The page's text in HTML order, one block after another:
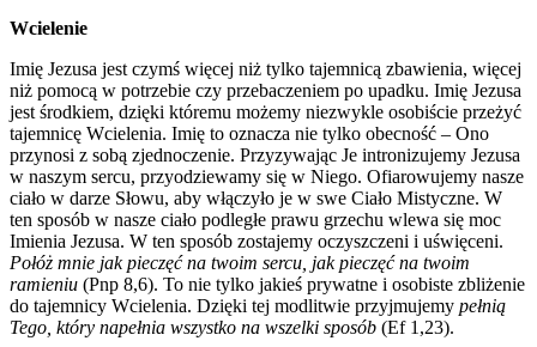
Wcielenie
Imię Jezusa jest czymś więcej niż tylko tajemnicą zbawienia, więcej
niż pomocą w potrzebie czy przebaczeniem po upadku. Imię Jezusa
jest środkiem, dzięki któremu możemy niezwykle osobiście przeżyć
tajemnicę Wcielenia. Imię to oznacza nie tylko obecność – Ono
przynosi z sobą zjednoczenie. Przyzywając Je intronizujemy Jezusa
w naszym sercu, przyodziewamy się w Niego. Ofiarowujemy nasze
ciało w darze Słowu, aby włączyło je w swe Ciało Mistyczne. W
ten sposób w nasze ciało podległe prawu grzechu wlewa się moc
Imienia Jezusa. W ten sposób zostajemy oczyszczeni i uświęceni.
Połóż mnie jak pieczęć na twoim sercu, jak pieczęć na twoim
ramieniu (Pnp 8,6). To nie tylko jakieś prywatne i osobiste zbliżenie
do tajemnicy Wcielenia. Dzięki tej modlitwie przyjmujemy pełnią
Tego, który napełnia wszystko na wszelki sposób (Ef 1,23).